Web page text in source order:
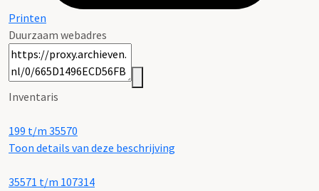
Printen
Duurzaam webadres
Inventaris
199 t/m 35570
Toon details van deze beschrijving
35571 t/m 107314